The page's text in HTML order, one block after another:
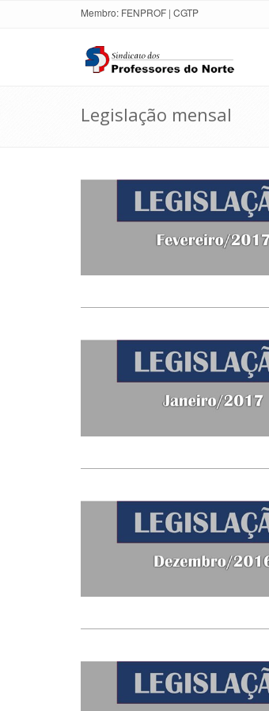
Membro: FENPROF | CGTP
Legislação mensal